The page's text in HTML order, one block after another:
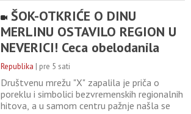
javnosti, pronašao je spokoj u porodičnom
okruženju, kojem je u potpunosti posvećen.
Njegova supruga Angelina, profesorka po
zanimanju, uspešno izbegava medijsko
eksponiranje i retko
ŠOK-OTKRIĆE O DINU
MERLINU OSTAVILO REGION U
NEVERICI! Ceca obelodanila
TAJNU O KOJOJ SE GODINAMA
ĆUTI, jednom rečenicom
izazvala haos
Republika | pre 5 sati
Društvenu mrežu "X" zapalila je priča o
poreklu i simbolici bezvremenskih regionalnih
hitova, a u samom centru pažnje našla se